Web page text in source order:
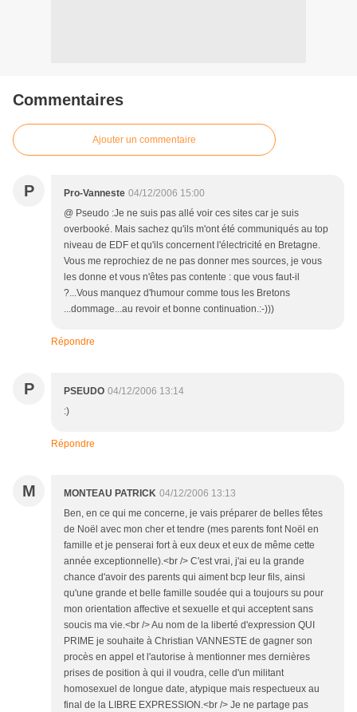
Commentaires
Ajouter un commentaire
P Pro-Vanneste 04/12/2006 15:00
@ Pseudo :Je ne suis pas allé voir ces sites car je suis
overbooké. Mais sachez qu'ils m'ont été communiqués au top
niveau de EDF et qu'ils concernent l'électricité en Bretagne.
Vous me reprochiez de ne pas donner mes sources, je vous
les donne et vous n'êtes pas contente : que vous faut-il
?...Vous manquez d'humour comme tous les Bretons
...dommage...au revoir et bonne continuation.:-)))
Répondre
P PSEUDO 04/12/2006 13:14
:)
Répondre
M MONTEAU PATRICK 04/12/2006 13:13
Ben, en ce qui me concerne, je vais préparer de belles fêtes
de Noël avec mon cher et tendre (mes parents font Noël en
famille et je penserai fort à eux deux et eux de même cette
année exceptionnelle).<br /> C'est vrai, j'ai eu la grande
chance d'avoir des parents qui aiment bcp leur fils, ainsi
qu'une grande et belle famille soudée qui a toujours su pour
mon orientation affective et sexuelle et qui acceptent sans
soucis ma vie.<br /> Au nom de la liberté d'expression QUI
PRIME je souhaite à Christian VANNESTE de gagner son
procès en appel et l'autorise à mentionner mes dernières
prises de position à qui il voudra, celle d'un militant
homosexuel de longue date, atypique mais respectueux au
final de la LIBRE EXPRESSION.<br /> Je ne partage pas